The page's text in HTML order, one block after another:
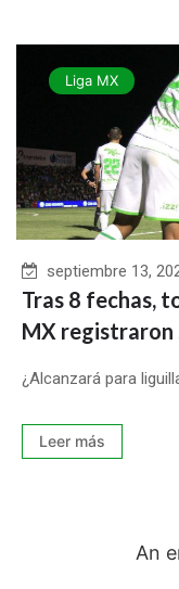
Liga MX
septiembre 13,
Tras 8 fechas,
MX
¿Alcanzará para
Leer más
An